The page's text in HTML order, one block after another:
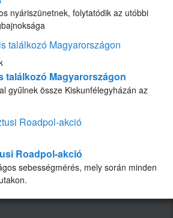
nyáriszünetnek, folytatódik az utóbbi
találkozó Magyarországon
gyűlnek össze Kiskunfélegyházán az
Roadpol-akció
sebességmérés, mely során minden